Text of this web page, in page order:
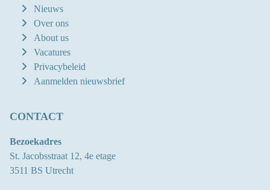
Nieuws
Over ons
About us
Vacatures
Privacybeleid
Aanmelden nieuwsbrief
CONTACT
Bezoekadres
St. Jacobsstraat 12, 4e etage
3511 BS Utrecht